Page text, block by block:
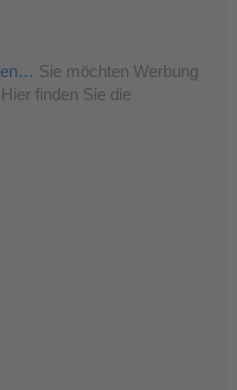
Sie möchten Werbung
finden Sie die